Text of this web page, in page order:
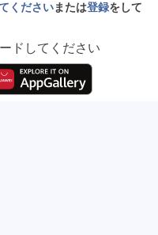
くださいまたは登録をして
ドしてください